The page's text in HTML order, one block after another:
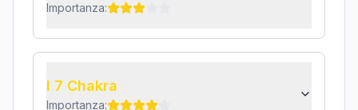
Importanza:
I 7 Chakra
Importanza: